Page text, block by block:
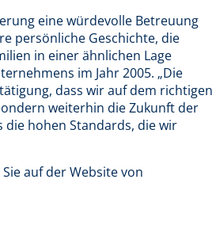
eine würdevolle Betreuung
persönliche Geschichte, die
in einer ähnlichen Lage
im Jahr 2005. „Die
dass wir auf dem richtigen
weiterhin die Zukunft der
die hohen Standards, die wir
auf der Website von